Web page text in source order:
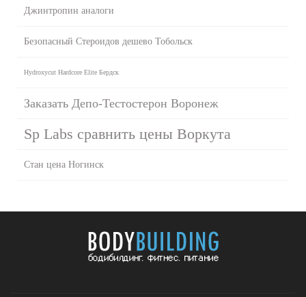
Джинтропин аналоги
Безопасный Стероидов дешево Тобольск
Hydroxycut Hardcore Elite Бердск
Заказать Депо-Тестостерон Воронеж
Sp Labs сравнить цены Воркута
Стан цена Ногинск